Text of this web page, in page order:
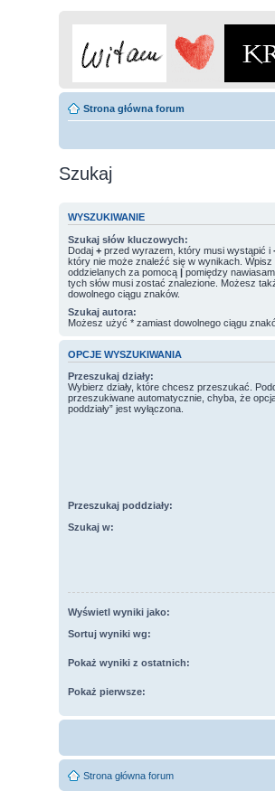
Strona główna forum
Szukaj
WYSZUKIWANIE
Szukaj słów kluczowych:
Dodaj + przed wyrazem, który musi wystąpić i
który nie może znaleźć się w wynikach. Wpisz
oddzielanych za pomocą | pomiędzy
tych słów musi zostać znalezione. Możesz
dowolnego ciągu znaków.
Szukaj autora:
Możesz użyć * zamiast dowolnego ciągu
OPCJE WYSZUKIWANIA
Przeszukaj działy:
Wybierz działy, które chcesz przeszukać.
przeszukiwane automatycznie, chyba, że
poddziały” jest wyłączona.
Przeszukaj poddziały:
Szukaj w:
Wyświetl wyniki jako:
Sortuj wyniki wg:
Pokaż wyniki z ostatnich:
Pokaż pierwsze:
Strona główna forum